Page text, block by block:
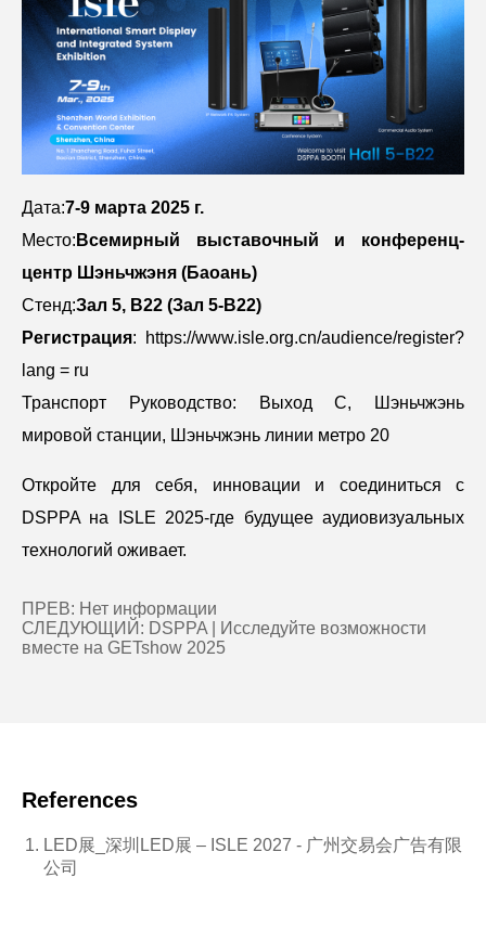
Дата:7-9 марта 2025 г.
Место: Всемирный выставочный и конференц-
центр Шэньчжэня (Баоань)
Стенд:Зал 5, B22 (Зал 5-B22)
Регистрация: https://www.isle.org.cn/audience/register?
lang = ru
Транспорт Руководство: Выход C, Шэньчжэнь
мировой станции, Шэньчжэнь линии метро 20
Откройте для себя, инновации и соединиться с
DSPPA на ISLE 2025-где будущее аудиовизуальных
технологий оживает.
ПРЕВ: Нет информации
СЛЕДУЮЩИЙ: DSPPA | Исследуйте возможности
вместе на GETshow 2025
References
LED展_深圳LED展 – ISLE 2027 - 广州交易会广告有限
公司